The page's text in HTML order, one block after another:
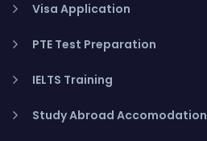
Visa Application
PTE Test Preparation
IELTS Training
Study Abroad Accomodation